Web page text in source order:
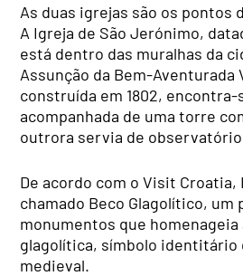
As duas igrejas são os pontos
A Igreja de São Jerónimo,
está dentro das muralhas da
Assunção da Bem-Aventurada
construída em 1802, encontra-
acompanhada de uma torre
outrora servia de
De acordo com o Visit Croatia,
chamado Beco Glagolítico, um
monumentos que
glagolítica, símbolo identitário
medieval.